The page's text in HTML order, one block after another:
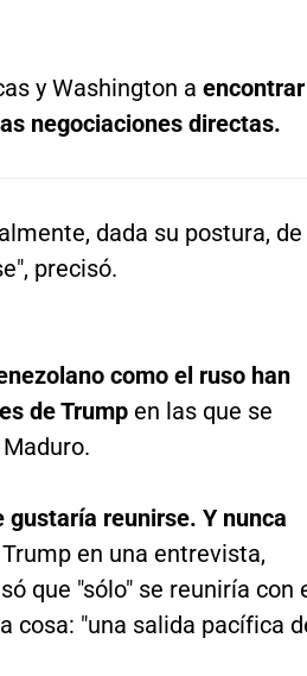
y Washington a encontrar
negociaciones directas.
dada su postura, de
precisó.
como el ruso han
de Trumpen las que se
gustaría reunirse. Y nunca
en una entrevista,
que "sólo" se reuniría con
cosa: "una salida pacífica